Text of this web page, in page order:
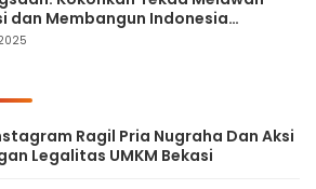
dan Membangun Indonesia
Ragil Pria Nugraha Dan Aksi
Legalitas UMKM Bekasi